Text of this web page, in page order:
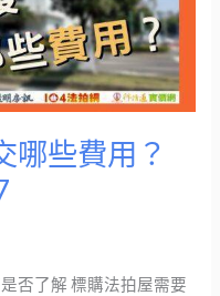
哪些費用？
否了解 標購法拍屋需要